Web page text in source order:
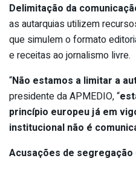
Delimitação da
as autarquias utilizem
que simulem o formato
e receitas ao jornalismo livre.
“Não estamos a limitar a
presidente da APMEDIO, “
princípio europeu já em
institucional não é
Acusações de